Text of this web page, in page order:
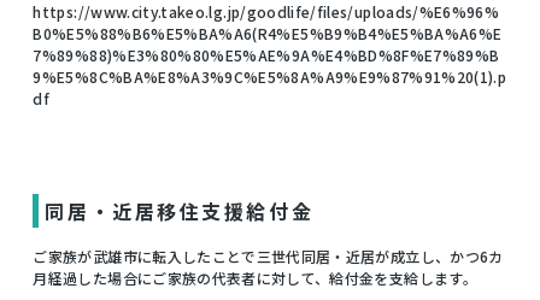
https://www.city.takeo.lg.jp/goodlife/files/uploads/%E6%96%
B0%E5%88%B6%E5%BA%A6(R4%E5%B9%B4%E5%BA%A6%E
7%89%88)%E3%80%80%E5%AE%9A%E4%BD%8F%E7%89%B
9%E5%8C%BA%E8%A3%9C%E5%8A%A9%E9%87%91%20(1).p
df
同居・近居移住支援給付金
ご家族が武雄市に転入したことで三世代同居・近居が成立し、かつ6カ
月経過した場合にご家族の代表者に対して、給付金を支給します。